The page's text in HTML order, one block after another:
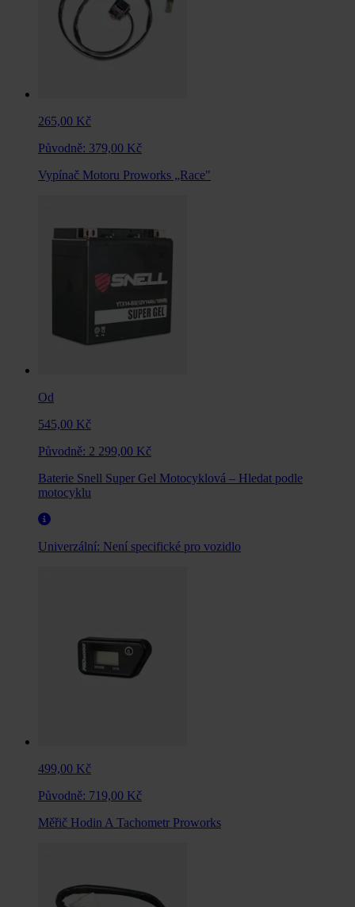
265,00 Kč
Původně: 379,00 Kč
Vypínač Motoru Proworks „Race"
Od
545,00 Kč
Původně: 2 299,00 Kč
Baterie Snell Super Gel Motocyklová – Hledat podle
motocyklu
Univerzální: Není specifické pro vozidlo
499,00 Kč
Původně: 719,00 Kč
Měřič Hodin A Tachometr Proworks